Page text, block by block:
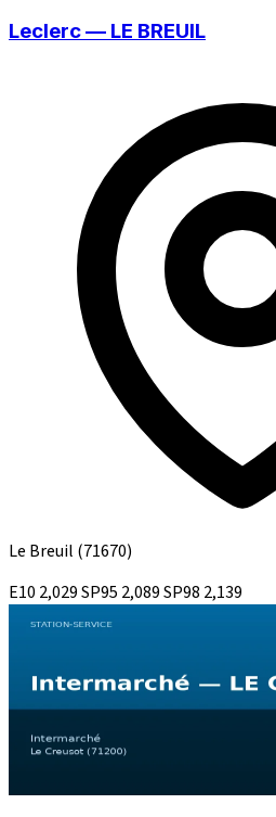
Leclerc — LE BREUIL
Le Breuil (71670)
E10 2,029SP95 2,089SP98 2,139